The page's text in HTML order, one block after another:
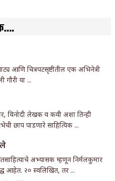
आणि चित्रपटसृष्टीतील एक अभिनेत्री
गौरी या ...
विनोदी लेखक व कवी अशा तिन्ही
छाप पाडणारे साहित्यिक ...
अभ्यासक म्हणून निर्मलकुमार
आहेत. २० स्वलिखित, तर ...